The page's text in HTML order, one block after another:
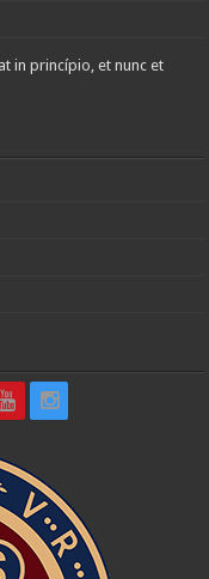
in princípio, et nunc et